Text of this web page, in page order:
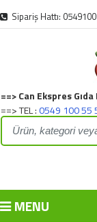
Sipariş Hattı:
Can Ekspres
TEL :0549 100 55
MENU